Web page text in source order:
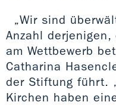
„Wir sind
Anzahl
am Wettbewerb
Catharina
der Stiftung führt.
Kirchen haben